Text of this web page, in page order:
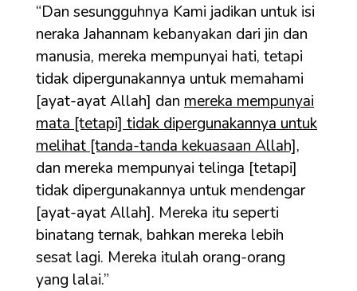
“Dan sesungguhnya Kami jadikan untuk isi
neraka Jahannam kebanyakan dari jin dan
manusia, mereka mempunyai hati, tetapi
tidak dipergunakannya untuk memahami
[ayat-ayat Allah] dan mereka mempunyai
mata [tetapi] tidak dipergunakannya untuk
melihat [tanda-tanda kekuasaan Allah],
dan mereka mempunyai telinga [tetapi]
tidak dipergunakannya untuk mendengar
[ayat-ayat Allah]. Mereka itu seperti
binatang ternak, bahkan mereka lebih
sesat lagi. Mereka itulah orang-orang
yang lalai.”